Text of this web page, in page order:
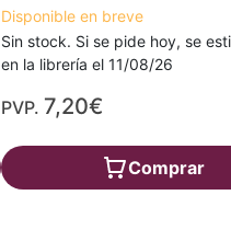
Disponible en breve
Sin stock. Si se pide hoy, se
en la librería el 11/08/26
PVP. 7,20€
Comprar